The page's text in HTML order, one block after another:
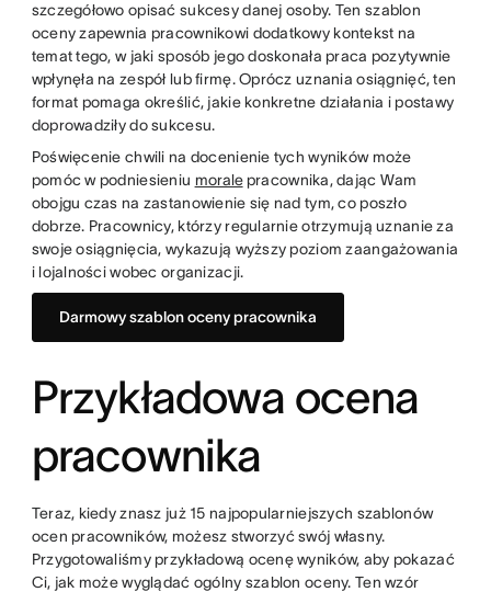
szczegółowo opisać sukcesy danej osoby. Ten szablon
oceny zapewnia pracownikowi dodatkowy kontekst na
temat tego, w jaki sposób jego doskonała praca pozytywnie
wpłynęła na zespół lub firmę. Oprócz uznania osiągnięć, ten
format pomaga określić, jakie konkretne działania i postawy
doprowadziły do sukcesu.
Poświęcenie chwili na docenienie tych wyników może
pomóc w podniesieniu moralepracownika, dając Wam
obojgu czas na zastanowienie się nad tym, co poszło
dobrze. Pracownicy, którzy regularnie otrzymują uznanie za
swoje osiągnięcia, wykazują wyższy poziom zaangażowania
i lojalności wobec organizacji.
Darmowy szablon oceny pracownika
Przykładowa ocena
pracownika
Teraz, kiedy znasz już 15 najpopularniejszych szablonów
ocen pracowników, możesz stworzyć swój własny.
Przygotowaliśmy przykładową ocenę wyników, aby pokazać
Ci, jak może wyglądać ogólny szablon oceny. Ten wzór